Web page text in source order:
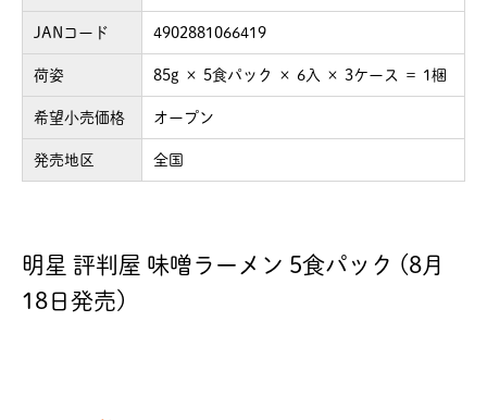
JANコード 4902881066419
荷姿 85g × 5食パック × 6入 × 3ケース ＝ 1梱
希望小売価格 オープン
発売地区 全国
明星 評判屋 味噌ラーメン 5食パック (8月
18日発売)